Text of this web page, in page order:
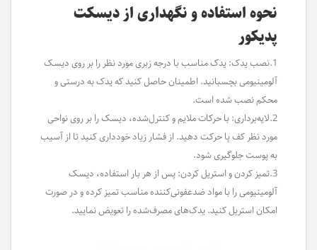
نحوه استفاده و نگهداری از دیسکت
پدیکور
1.نصب یدک: یدک مناسب با درجه زبری مورد نظر را بر روی دیسک
آلومینیومی بچسبانید. اطمینان حاصل کنید که یدک به درستی و
محکم نصب شده است.
2.لایه‌برداری: با حرکات ملایم و کنترل‌شده، دیسک را بر روی نواحی
مورد نظر کف پا حرکت دهید. از فشار زیاد خودداری کنید تا از آسیب
به پوست جلوگیری شود.
3.تمیز کردن و استریل کردن: پس از هر بار استفاده، دیسک
آلومینیومی را با مواد ضدعفونی‌کننده مناسب تمیز کرده و در صورت
امکان استریل کنید. یدک‌های مصرف‌شده را تعویض نمایید.